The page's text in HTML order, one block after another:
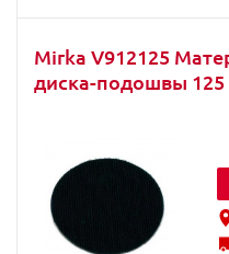
Mirka V912125
диска-подошвы 125